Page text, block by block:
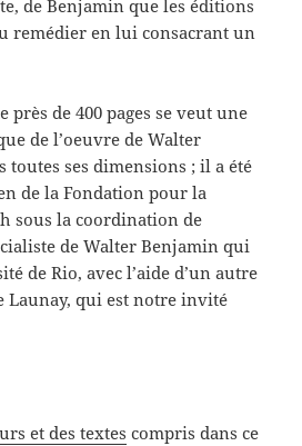
de Benjamin que les éditions
remédier en lui consacrant un
près de 400 pages se veut une
de l’oeuvre de Walter
toutes ses dimensions ; il a été
de la Fondation pour la
sous la coordination de
de Walter Benjamin qui
de Rio, avec l’aide d’un autre
Launay, qui est notre invité
et des textes compris dans ce